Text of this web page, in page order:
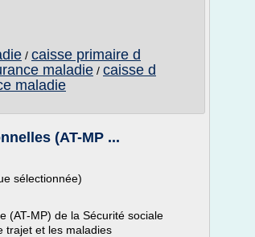
/ caisse primaire d
maladie / caisse d
maladie
(AT-MP ...
sélectionnée)
(AT-MP) de la Sécurité sociale
trajet et les maladies